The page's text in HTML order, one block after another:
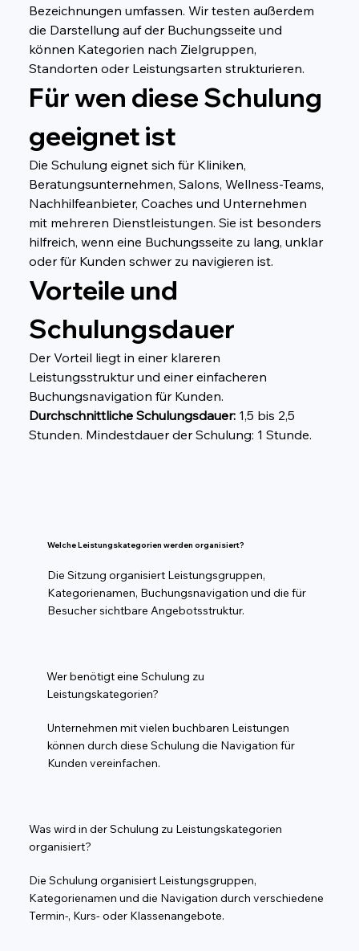
Bezeichnungen umfassen. Wir testen außerdem
die Darstellung auf der Buchungsseite und
können Kategorien nach Zielgruppen,
Standorten oder Leistungsarten strukturieren.
Für wen diese Schulung
geeignet ist
Die Schulung eignet sich für Kliniken,
Beratungsunternehmen, Salons, Wellness-Teams,
Nachhilfeanbieter, Coaches und Unternehmen
mit mehreren Dienstleistungen. Sie ist besonders
hilfreich, wenn eine Buchungsseite zu lang, unklar
oder für Kunden schwer zu navigieren ist.
Vorteile und
Schulungsdauer
Der Vorteil liegt in einer klareren
Leistungsstruktur und einer einfacheren
Buchungsnavigation für Kunden.
Durchschnittliche Schulungsdauer: 1,5 bis 2,5
Stunden. Mindestdauer der Schulung: 1 Stunde.
Welche Leistungskategorien werden organisiert?
Die Sitzung organisiert Leistungsgruppen,
Kategorienamen, Buchungsnavigation und die für
Besucher sichtbare Angebotsstruktur.
Wer benötigt eine Schulung zu
Leistungskategorien?
Unternehmen mit vielen buchbaren Leistungen
können durch diese Schulung die Navigation für
Kunden vereinfachen.
Was wird in der Schulung zu Leistungskategorien
organisiert?
Die Schulung organisiert Leistungsgruppen,
Kategorienamen und die Navigation durch verschiedene
Termin-, Kurs- oder Klassenangebote.